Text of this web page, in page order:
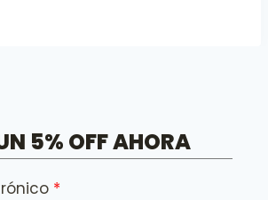
5% OFF AHORA